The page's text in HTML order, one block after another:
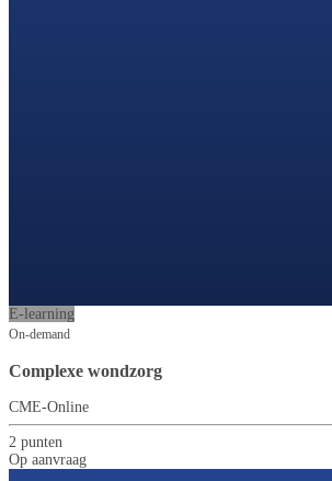
E-learning
On-demand
Complexe wondzorg
CME-Online
2 punten
Op aanvraag